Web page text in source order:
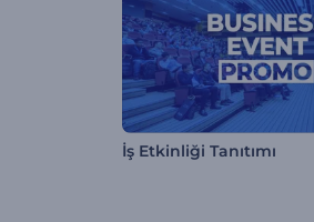
İş Etkinliği Tanıtımı